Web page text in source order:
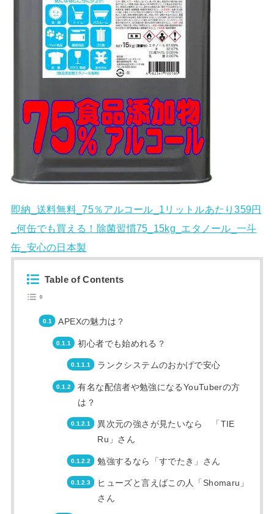
即納_送料無料_75％アルコール_1リットルあたり359円
_何缶でも買える！除菌習慣75_15kg_エタノール_一斗
缶_安心の日本製
Table of Contents
APEXの魅力は？
初心者でも始めれる？
ランクシステムのおかげで安心
有名な配信者や勉強になるYouTuberの方
は？
異次元の強さが見たいなら 「TIE
Ru」さん
勉強するなら「すでたき」さん
ヒューズと言えばこの人「Shomaru」
さん